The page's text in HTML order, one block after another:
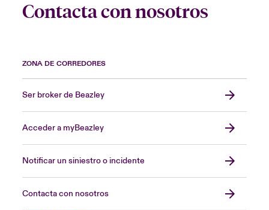
Contacta con nosotros
ZONA DE CORREDORES
Ser broker de Beazley
Acceder a myBeazley
Notificar un siniestro o incidente
Contacta con nosotros